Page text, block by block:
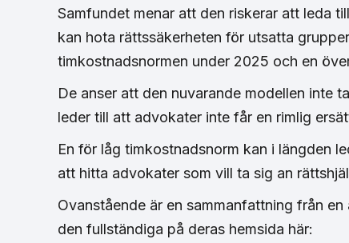
Samfundet menar att den riskerar att leda
kan hota rättssäkerheten för utsatta
timkostnadsnormen under 2025 och en
De anser att den nuvarande modellen inte
leder till att advokater inte får en rimlig
En för låg timkostnadsnorm kan i längden
att hitta advokater som vill ta sig an
Ovanstående är en sammanfattning från
den fullständiga på deras hemsida här: